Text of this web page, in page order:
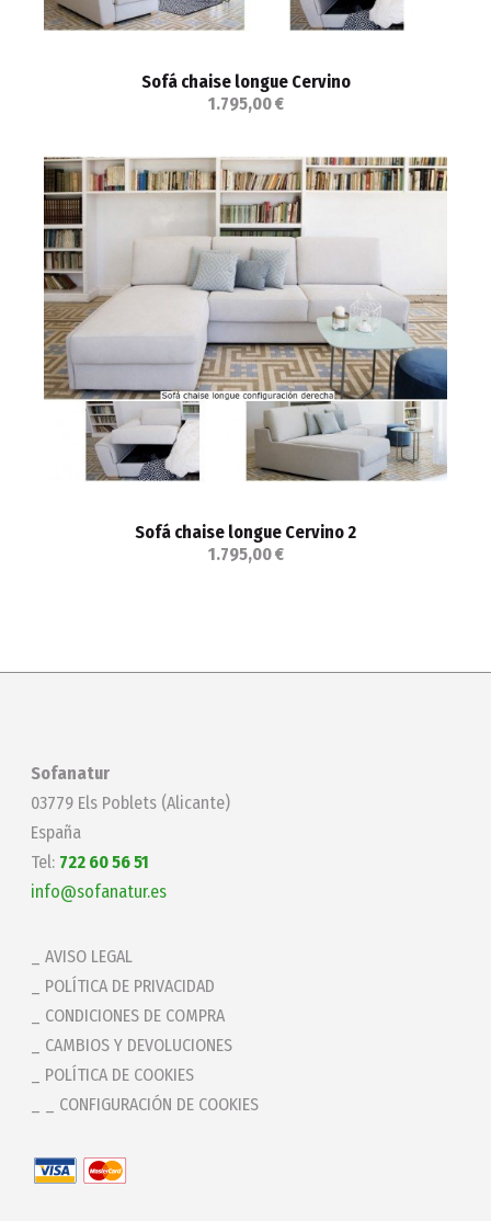
Sofá chaise longue Cervino
1.795,00 €
Sofá chaise longue Cervino 2
1.795,00 €
Sofanatur
03779 Els Poblets (Alicante)
España
Tel: 722 60 56 51
info@sofanatur.es
AVISO LEGAL
POLÍTICA DE PRIVACIDAD
CONDICIONES DE COMPRA
CAMBIOS Y DEVOLUCIONES
POLÍTICA DE COOKIES
_ CONFIGURACIÓN DE COOKIES